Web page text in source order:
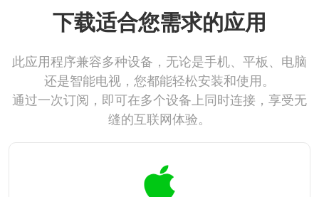
下载适合您需求的应用
此应用程序兼容多种设备，无论是手机、平板、电脑
还是智能电视，您都能轻松安装和使用。
通过一次订阅，即可在多个设备上同时连接，享受无
缝的互联网体验。